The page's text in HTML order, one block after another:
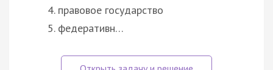
правовое государство
федеративн…